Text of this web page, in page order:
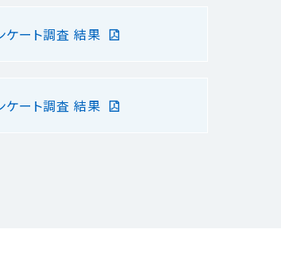
ート調査 結果
ート調査 結果